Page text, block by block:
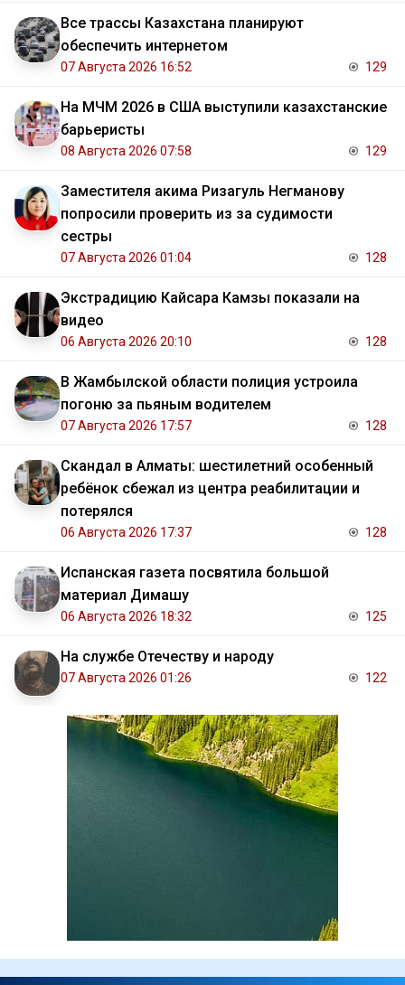
Все трассы Казахстана планируют
обеспечить интернетом
07 Августа 2026 16:52 129
На МЧМ 2026 в США выступили казахстанские
барьеристы
08 Августа 2026 07:58 129
Заместителя акима Ризагуль Негманову
попросили проверить из за судимости
сестры
07 Августа 2026 01:04 128
Экстрадицию Кайсара Камзы показали на
видео
06 Августа 2026 20:10 128
В Жамбылской области полиция устроила
погоню за пьяным водителем
07 Августа 2026 17:57 128
Скандал в Алматы: шестилетний особенный
ребёнок сбежал из центра реабилитации и
потерялся
06 Августа 2026 17:37 128
Испанская газета посвятила большой
материал Димашу
06 Августа 2026 18:32 125
На службе Отечеству и народу
07 Августа 2026 01:26 122